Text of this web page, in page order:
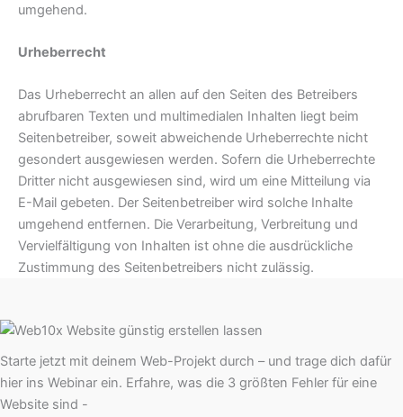
umgehend.
Urheberrecht
Das Urheberrecht an allen auf den Seiten des Betreibers
abrufbaren Texten und multimedialen Inhalten liegt beim
Seitenbetreiber, soweit abweichende Urheberrechte nicht
gesondert ausgewiesen werden. Sofern die Urheberrechte
Dritter nicht ausgewiesen sind, wird um eine Mitteilung via
E-Mail gebeten. Der Seitenbetreiber wird solche Inhalte
umgehend entfernen. Die Verarbeitung, Verbreitung und
Vervielfältigung von Inhalten ist ohne die ausdrückliche
Zustimmung des Seitenbetreibers nicht zulässig.
Starte jetzt mit deinem Web-Projekt durch – und trage dich dafür
hier ins Webinar ein. Erfahre, was die 3 größten Fehler für eine
Website sind -